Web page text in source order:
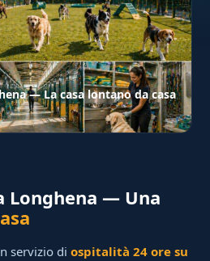
— La casa lontano da casa
Longhena — Una
servizio diospitalità 24 ore su